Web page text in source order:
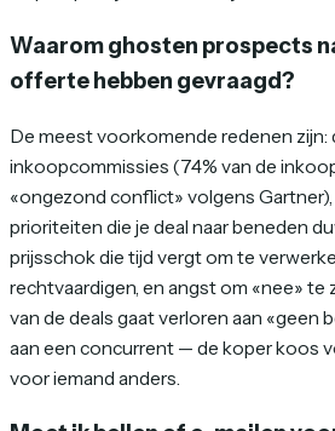
Waarom ghosten prospects
offerte hebben gevraagd?
De meest voorkomende redenen zijn:
inkoopcommissies (74% van de
«ongezond conflict» volgens
prioriteiten die je deal naar beneden
prijsschok die tijd vergt om te
rechtvaardigen, en angst om «nee» te
van de deals gaat verloren aan «geen
aan een concurrent — de koper koos
voor iemand anders.